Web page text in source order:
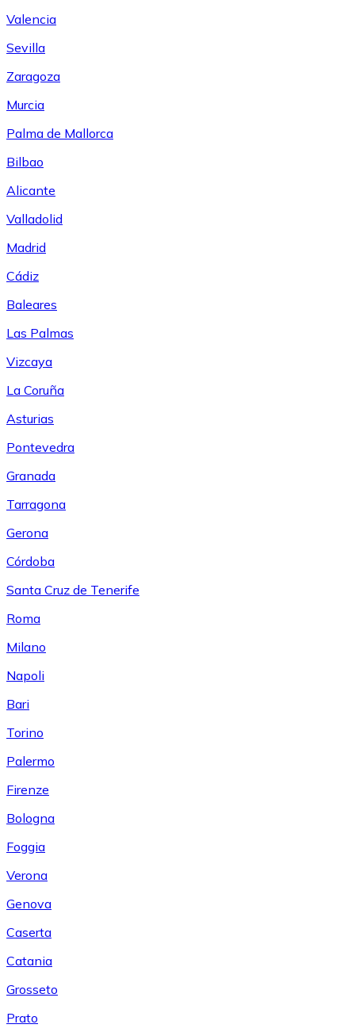
Valencia
Sevilla
Zaragoza
Murcia
Palma de Mallorca
Bilbao
Alicante
Valladolid
Madrid
Cádiz
Baleares
Las Palmas
Vizcaya
La Coruña
Asturias
Pontevedra
Granada
Tarragona
Gerona
Córdoba
Santa Cruz de Tenerife
Roma
Milano
Napoli
Bari
Torino
Palermo
Firenze
Bologna
Foggia
Verona
Genova
Caserta
Catania
Grosseto
Prato